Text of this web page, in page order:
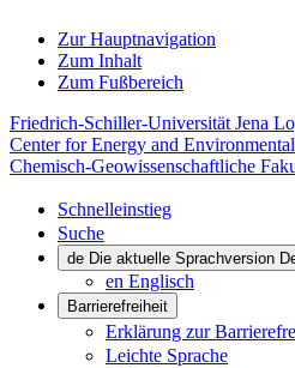
Zur Hauptnavigation
Zum Inhalt
Zum Fußbereich
Friedrich-Schiller-Universität Jena
Center for Energy and
Chemisch-Geowissenschaftliche
Schnelleinstieg
Suche
de Die aktuelle Sprachversion
en Englisch
Barrierefreiheit
Erklärung zur
Leichte Sprache